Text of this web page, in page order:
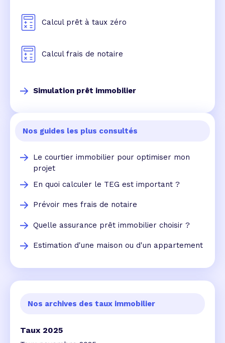
Calcul prêt à taux zéro
Calcul frais de notaire
Simulation prêt immobilier
Nos guides les plus consultés
Le courtier immobilier pour optimiser mon
projet
En quoi calculer le TEG est important ?
Prévoir mes frais de notaire
Quelle assurance prêt immobilier choisir ?
Estimation d'une maison ou d'un appartement
Nos archives des taux immobilier
Taux 2025